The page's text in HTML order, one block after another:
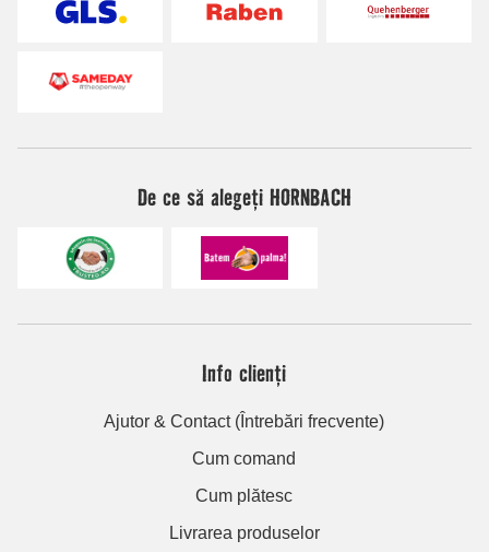
De ce să alegeți HORNBACH
Info clienți
Ajutor & Contact (Întrebări frecvente)
Cum comand
Cum plătesc
Livrarea produselor